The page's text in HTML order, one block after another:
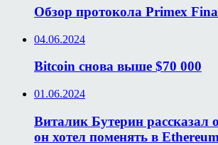
Обзор протокола Primex
04.06.2024
Bitcoin снова выше $70 000
01.06.2024
Виталик Бутерин рассказал
он хотел поменять в Ethereum